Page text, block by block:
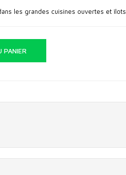
les grandes cuisines ouvertes et îlots
PANIER